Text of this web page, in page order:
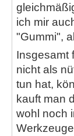
ich mir
"Gummi",
Insgesamt
nicht als
tun hat,
kauft man
wohl noch